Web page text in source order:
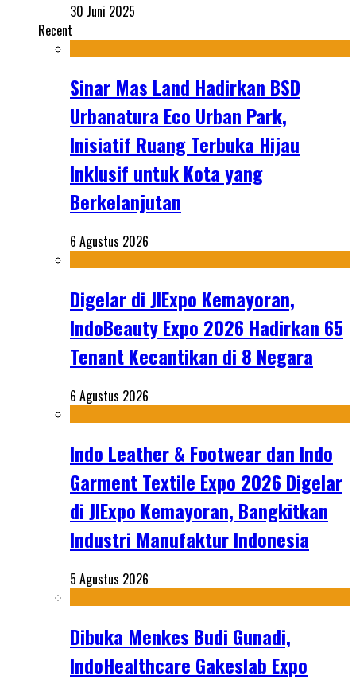
30 Juni 2025
Recent
Sinar Mas Land Hadirkan BSD
Urbanatura Eco Urban Park,
Inisiatif Ruang Terbuka Hijau
Inklusif untuk Kota yang
Berkelanjutan
6 Agustus 2026
Digelar di JIExpo Kemayoran,
IndoBeauty Expo 2026 Hadirkan 65
Tenant Kecantikan di 8 Negara
6 Agustus 2026
Indo Leather & Footwear dan Indo
Garment Textile Expo 2026 Digelar
di JIExpo Kemayoran, Bangkitkan
Industri Manufaktur Indonesia
5 Agustus 2026
Dibuka Menkes Budi Gunadi,
IndoHealthcare Gakeslab Expo